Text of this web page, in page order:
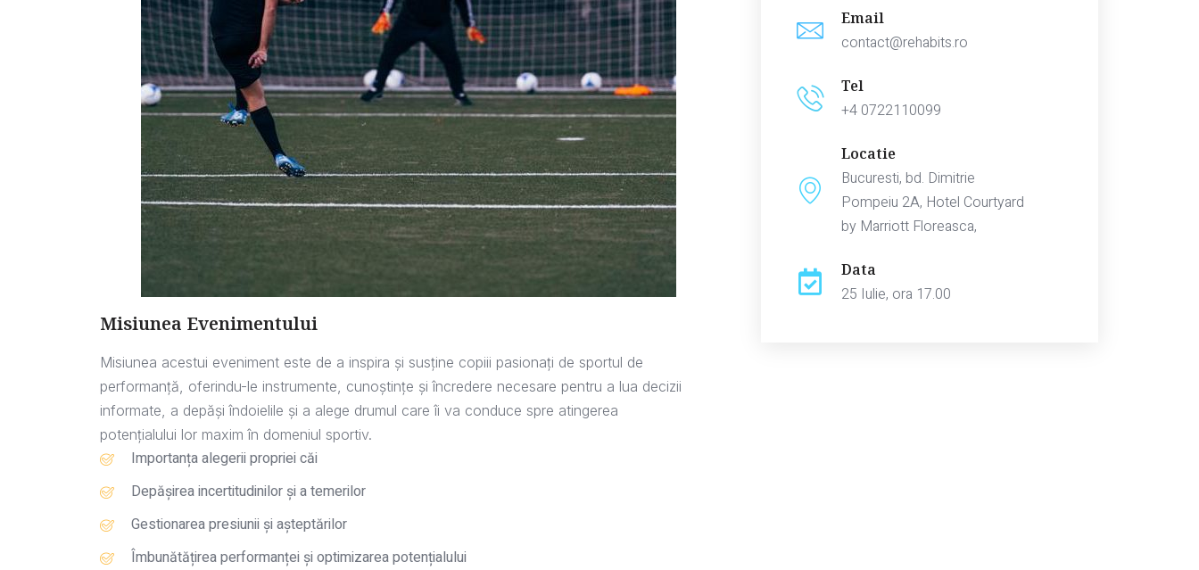
Misiunea Evenimentului
Misiunea acestui eveniment este de a inspira și susține copiii pasionați de sportul de
performanță, oferindu-le instrumente, cunoștințe și încredere necesare pentru a lua decizii
informate, a depăși îndoielile și a alege drumul care îi va conduce spre atingerea
potențialului lor maxim în domeniul sportiv.
Importanța alegerii propriei căi
Depășirea incertitudinilor și a temerilor
Gestionarea presiunii și așteptărilor
Îmbunătățirea performanței și optimizarea potențialului
Email
contact@rehabits.ro
Tel
+4 0722110099
Locatie
Bucuresti, bd. Dimitrie
Pompeiu 2A, Hotel Courtyard
by Marriott Floreasca, ​
Data
25 Iulie, ora 17.00